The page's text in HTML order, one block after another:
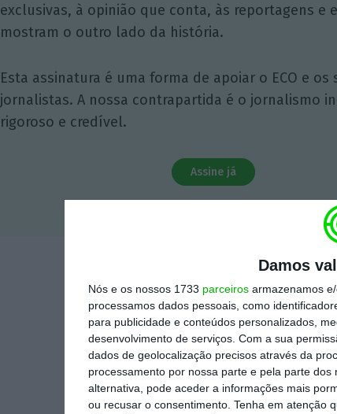
Damos
Nós e os nossos 1733 parceiros armazenamos
processamos dados pessoais, como
para publicidade e conteúdos personalizados,
desenvolvimento de serviços. Com a sua
dados de geolocalização precisos através da
processamento por nossa parte e pela parte
alternativa, pode aceder a informações mais
ou recusar o consentimento. Tenha em atenção
exclusivas, à opinião que conta, às reportagens e
mostram o outro lado da história.
Esta assinatura é uma forma de apoiar o ECO e os
jornalistas. A nossa contrapartida é o jornalismo
rigoroso e credível.
Assine já